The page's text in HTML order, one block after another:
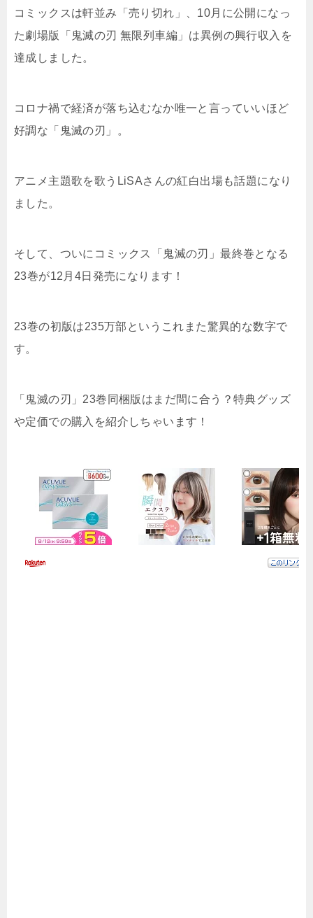
コミックスは軒並み「売り切れ」、10月に公開になっ
た劇場版「鬼滅の刃 無限列車編」は異例の興行収入を
達成しました。
コロナ禍で経済が落ち込むなか唯一と言っていいほど
好調な「鬼滅の刃」。
アニメ主題歌を歌うLiSAさんの紅白出場も話題になり
ました。
そして、ついにコミックス「鬼滅の刃」最終巻となる
23巻が12月4日発売になります！
23巻の初版は235万部というこれまた驚異的な数字で
す。
「鬼滅の刃」23巻同梱版はまだ間に合う？特典グッズ
や定価での購入を紹介しちゃいます！